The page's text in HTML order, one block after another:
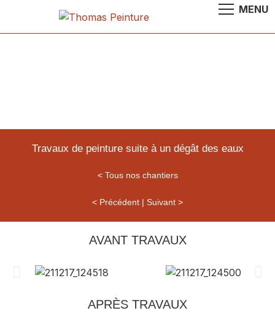
Travaux de peinture suite à un dégât des eaux
< Tous nos chantiers
< Précédent | Suivant >
AVANT TRAVAUX
APRÈS TRAVAUX